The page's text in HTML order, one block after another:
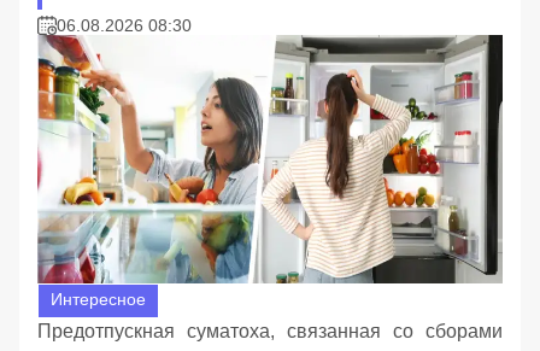
06.08.2026 08:30
Интересное
Предотпускная суматоха, связанная со сборами